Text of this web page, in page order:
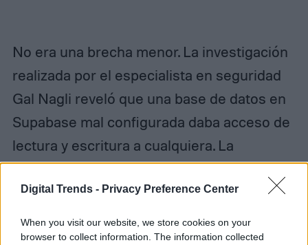
Digital Trends - Privacy Preference Center
When you visit our website, we store cookies on your
browser to collect information. The information collected
No era una brecha menor. La investigación
realizada por el especialista en seguridad
Gal Nagli reveló que una base de datos en
Supabase mal configurada daba acceso de
lectura y escritura a cualquiera. La
exposición incluía:
de API